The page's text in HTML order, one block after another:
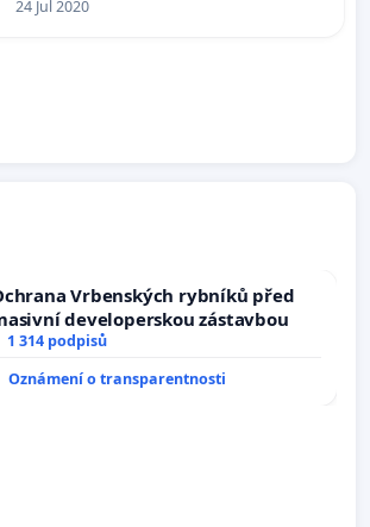
24 Jul 2020
Vrbenských rybníků před
developerskou zástavbou
1 314 podpisů
Oznámení o transparentnosti